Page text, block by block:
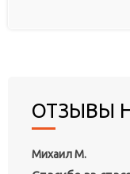
ОТЗЫВЫ
Михаил М.